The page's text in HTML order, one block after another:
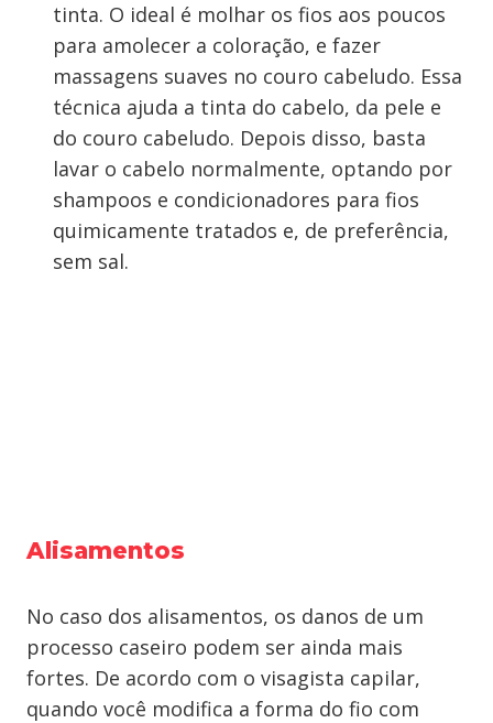
tinta. O ideal é molhar os fios aos poucos
para amolecer a coloração, e fazer
massagens suaves no couro cabeludo. Essa
técnica ajuda a tinta do cabelo, da pele e
do couro cabeludo. Depois disso, basta
lavar o cabelo normalmente, optando por
shampoos e condicionadores para fios
quimicamente tratados e, de preferência,
sem sal.
Alisamentos
No caso dos alisamentos, os danos de um
processo caseiro podem ser ainda mais
fortes. De acordo com o visagista capilar,
quando você modifica a forma do fio com